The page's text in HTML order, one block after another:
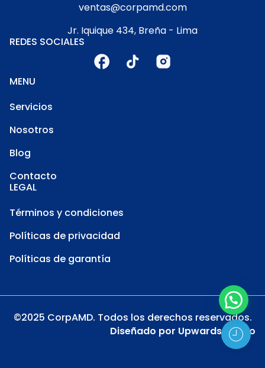
ventas@corpamd.com
Jr. Iquique 434, Breña - Lima
REDES SOCIALES
MENU
Servicios
Nosotros
Blog
Contacto
LEGAL
Términos y condiciones
Políticas de privacidad
Políticas de garantía
©2025 CorpAMD. Todos los derechos reservados.
Diseñado por Upwards Studio